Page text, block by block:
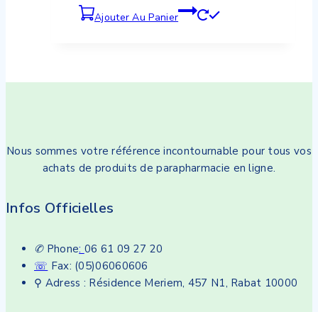
Ajouter Au Panier
Nous sommes votre référence incontournable pour tous vos
achats de produits de parapharmacie en ligne.
Infos Officielles
✆Phone: 06 61 09 27 20
☏ Fax: (05)06060606
⚲ Adress : Résidence Meriem, 457 N1, Rabat 10000